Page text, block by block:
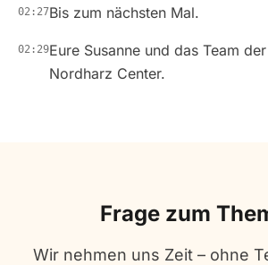
02:27Bis zum nächsten Mal.
02:29Eure Susanne und das Team
Nordharz Center.
Frage zum
Wir nehmen uns Zeit – ohne